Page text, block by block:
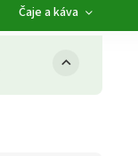
Čaje a káva